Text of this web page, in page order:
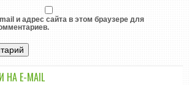
и адрес сайта в этом браузере для
НА E-MАIL